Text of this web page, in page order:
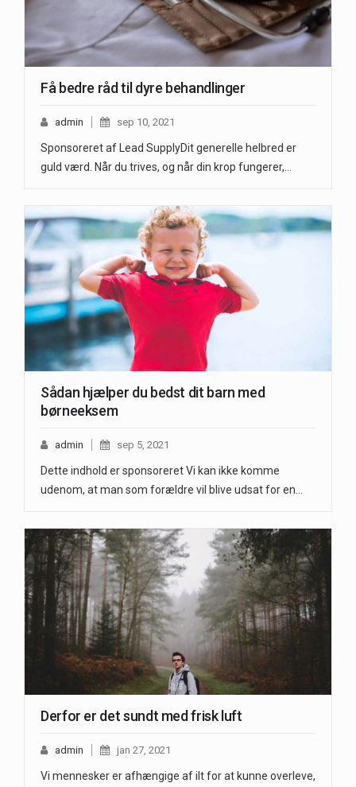
Få bedre råd til dyre behandlinger
admin sep 10, 2021
Sponsoreret af Lead SupplyDit generelle helbred er
guld værd. Når du trives, og når din krop fungerer,…
Sådan hjælper du bedst dit barn med
børneeksem
admin sep 5, 2021
Dette indhold er sponsoreret Vi kan ikke komme
udenom, at man som forældre vil blive udsat for en…
Derfor er det sundt med frisk luft
admin jan 27, 2021
Vi mennesker er afhængige af ilt for at kunne overleve,